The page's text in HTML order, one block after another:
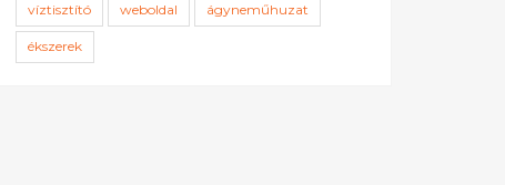
víztisztító weboldal ágyneműhuzat
ékszerek